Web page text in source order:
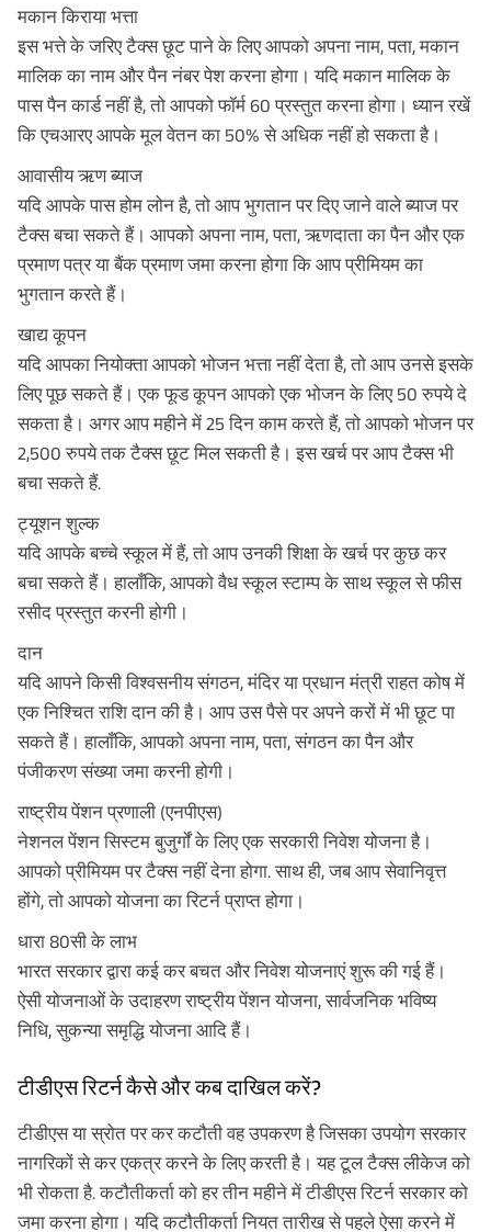
मकान किराया भत्ता
इस भत्ते के जरिए टैक्स छूट पाने के लिए आपको अपना नाम, पता, मकान
मालिक का नाम और पैन नंबर पेश करना होगा। यदि मकान मालिक के
पास पैन कार्ड नहीं है, तो आपको फॉर्म 60 प्रस्तुत करना होगा। ध्यान रखें
कि एचआरए आपके मूल वेतन का 50% से अधिक नहीं हो सकता है।
आवासीय ऋण ब्याज
यदि आपके पास होम लोन है, तो आप भुगतान पर दिए जाने वाले ब्याज पर
टैक्स बचा सकते हैं। आपको अपना नाम, पता, ऋणदाता का पैन और एक
प्रमाण पत्र या बैंक प्रमाण जमा करना होगा कि आप प्रीमियम का
भुगतान करते हैं।
खाद्य कूपन
यदि आपका नियोक्ता आपको भोजन भत्ता नहीं देता है, तो आप उनसे इसके
लिए पूछ सकते हैं। एक फूड कूपन आपको एक भोजन के लिए 50 रुपये दे
सकता है। अगर आप महीने में 25 दिन काम करते हैं, तो आपको भोजन पर
2,500 रुपये तक टैक्स छूट मिल सकती है। इस खर्च पर आप टैक्स भी
बचा सकते हैं.
ट्यूशन शुल्क
यदि आपके बच्चे स्कूल में हैं, तो आप उनकी शिक्षा के खर्च पर कुछ कर
बचा सकते हैं। हालाँकि, आपको वैध स्कूल स्टाम्प के साथ स्कूल से फीस
रसीद प्रस्तुत करनी होगी।
दान
यदि आपने किसी विश्वसनीय संगठन, मंदिर या प्रधान मंत्री राहत कोष में
एक निश्चित राशि दान की है। आप उस पैसे पर अपने करों में भी छूट पा
सकते हैं। हालाँकि, आपको अपना नाम, पता, संगठन का पैन और
पंजीकरण संख्या जमा करनी होगी।
राष्ट्रीय पेंशन प्रणाली (एनपीएस)
नेशनल पेंशन सिस्टम बुजुर्गों के लिए एक सरकारी निवेश योजना है।
आपको प्रीमियम पर टैक्स नहीं देना होगा. साथ ही, जब आप सेवानिवृत्त
होंगे, तो आपको योजना का रिटर्न प्राप्त होगा।
धारा 80सी के लाभ
भारत सरकार द्वारा कई कर बचत और निवेश योजनाएं शुरू की गई हैं।
ऐसी योजनाओं के उदाहरण राष्ट्रीय पेंशन योजना, सार्वजनिक भविष्य
निधि, सुकन्या समृद्धि योजना आदि हैं।
टीडीएस रिटर्न कैसे और कब दाखिल करें?
टीडीएस या स्रोत पर कर कटौती वह उपकरण है जिसका उपयोग सरकार
नागरिकों से कर एकत्र करने के लिए करती है। यह टूल टैक्स लीकेज को
भी रोकता है. कटौतीकर्ता को हर तीन महीने में टीडीएस रिटर्न सरकार को
जमा करना होगा। यदि कटौतीकर्ता नियत तारीख से पहले ऐसा करने में